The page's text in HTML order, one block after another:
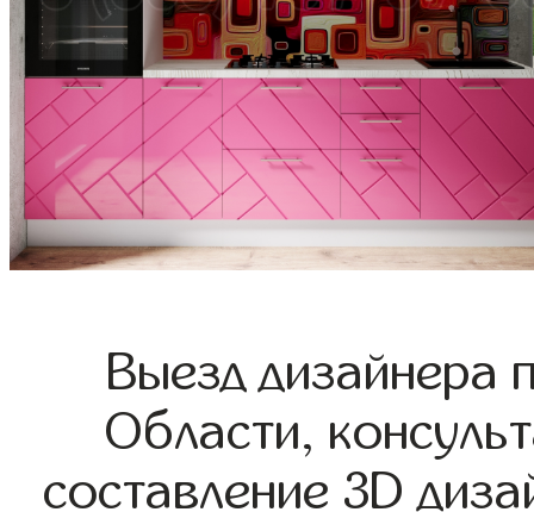
Выезд дизайнера
Области,
составление 3D